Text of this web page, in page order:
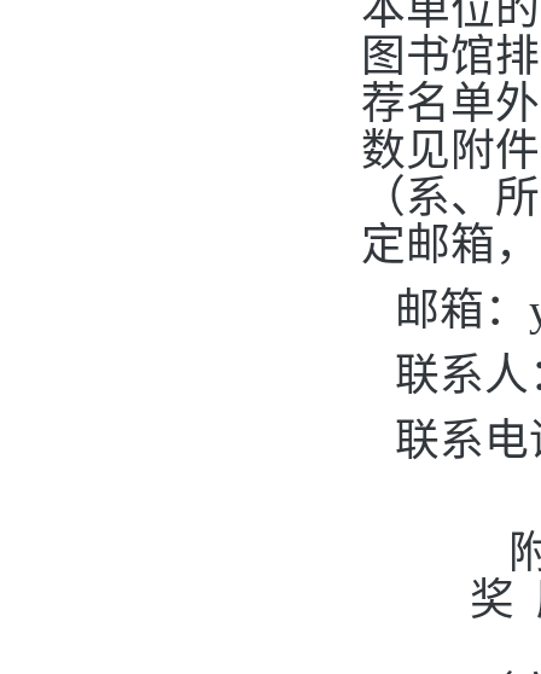
图书馆
荐名单
数见附
（系、
定邮箱
邮箱：
联系
联系
奖